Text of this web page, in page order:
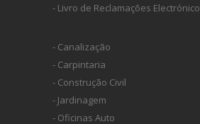
- Livro de Reclamações Electrónico
- Canalização
- Carpintaria
- Construção Civil
- Jardinagem
- Oficinas Auto